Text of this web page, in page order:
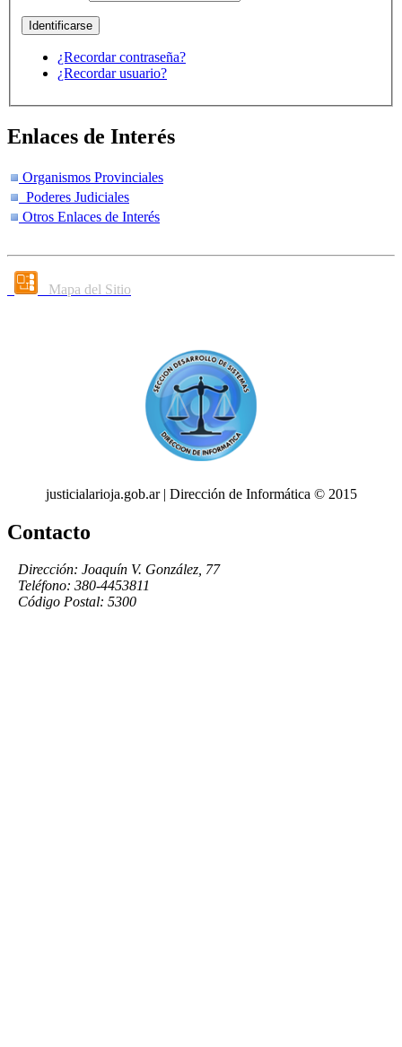
¿Recordar contraseña?
¿Recordar usuario?
Enlaces de Interés
Organismos Provinciales
Poderes Judiciales
Otros Enlaces de Interés
Mapa del Sitio
justicialarioja.gob.ar | Dirección de Informática © 2015
Contacto
Dirección: Joaquín V. González, 77
Teléfono: 380-4453811
Código Postal: 5300